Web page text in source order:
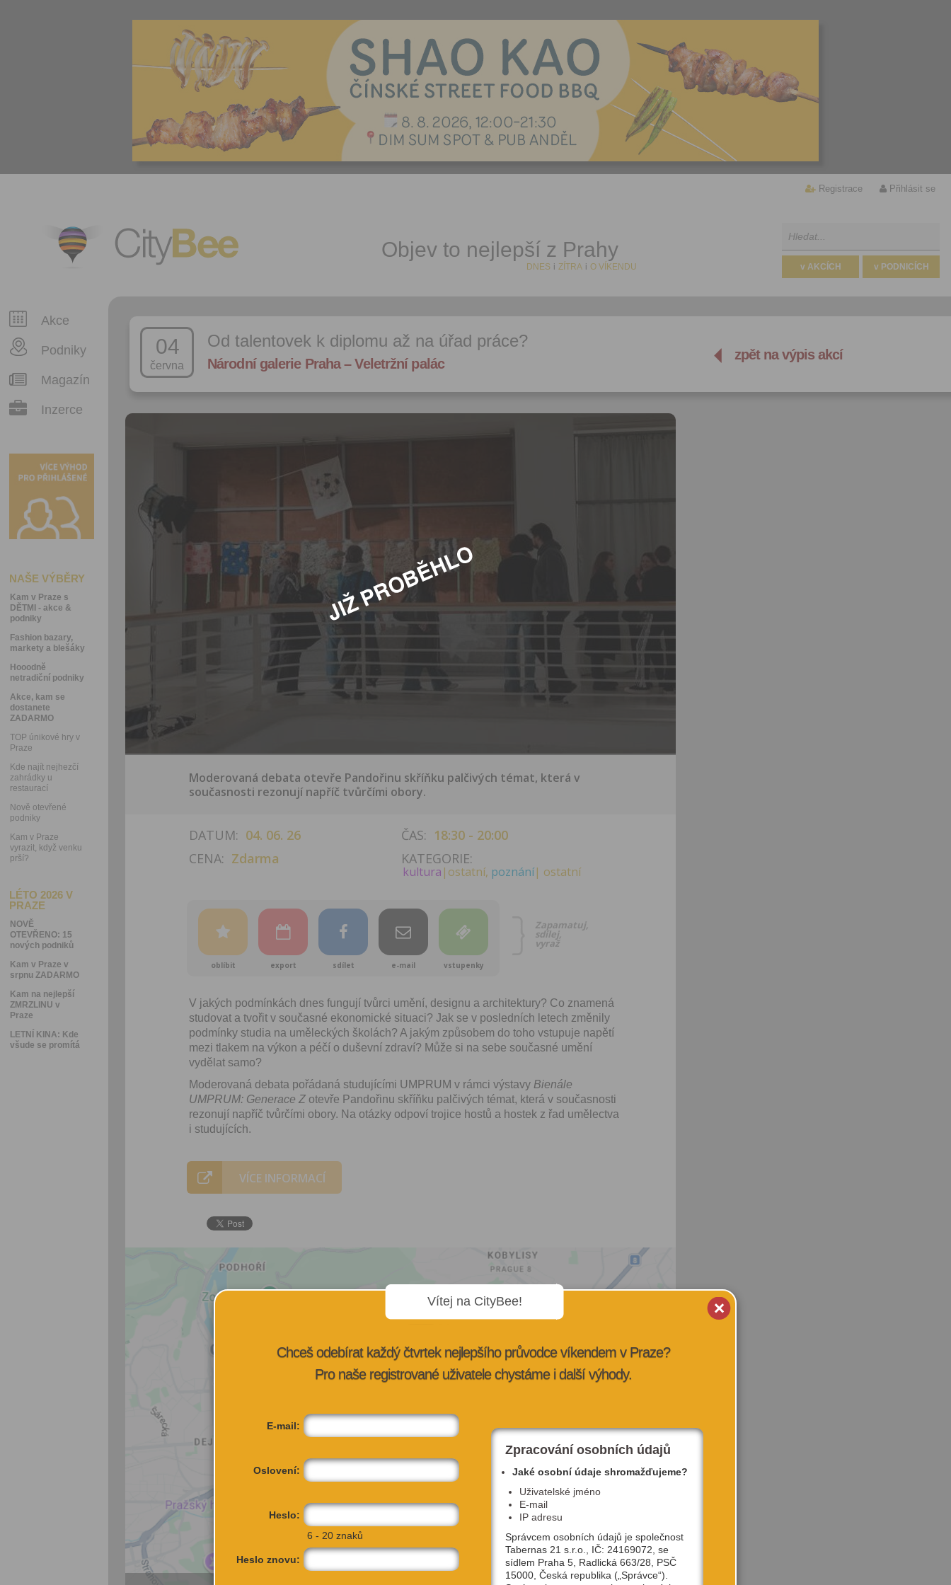
Registrace Přihlásit se
CityBee Objev to nejlepší z Prahy
DNES i ZÍTRA i O VÍKENDU
Akce
Podniky
Magazín
Inzerce
NAŠE VÝBĚRY
Kam v Praze s
DĚTMI - akce &
podniky
Fashion bazary,
markety a blešáky
Hooodně
netradiční podniky
Akce, kam se
dostanete
ZADARMO
TOP únikové hry v
Praze
Kde najít nejhezčí
zahrádky u
restaurací
Nově otevřené
podniky
Kam v Praze
vyrazit, když venku
prší?
LÉTO 2026 V
PRAZE
NOVĚ
OTEVŘENO: 15
nových podniků
Kam v Praze v
srpnu ZADARMO
Kam na nejlepší
ZMRZLINU v
Praze
LETNÍ KINA: Kde
všude se promítá
04
června
Od talentovek k diplomu až na úřad práce?
Národní galerie Praha – Veletržní palác
zpět na výpis akcí
Moderovaná debata otevře Pandořinu skříňku palčivých témat, která v
současnosti rezonují napříč tvůrčími obory.
DATUM: 04. 06. 26
CENA: Zdarma
ČAS: 18:30 - 20:00
KATEGORIE:
kultura |ostatní, poznání| ostatní
oblíbit export sdílet e-mail vstupenky
Zapamatuj,
sdílej,
vyraž
V jakých podmínkách dnes fungují tvůrci umění, designu a architektury? Co znamená
studovat a tvořit v současné ekonomické situaci? Jak se v posledních letech změnily
podmínky studia na uměleckých školách? A jakým způsobem do toho vstupuje napětí
mezi tlakem na výkon a péčí o duševní zdraví? Může si na sebe současné umění
vydělat samo?
Moderovaná debata pořádaná studujícími UMPRUM v rámci výstavy Bienále
UMPRUM: Generace Z otevře Pandořinu skříňku palčivých témat, která v současnosti
rezonují napříč tvůrčími obory. Na otázky odpoví trojice hostů a hostek z řad umělectva
i studujících.
VÍCE INFORMACÍ
Vítej na CityBee!
Chceš odebírat každý čtvrtek nejlepšího průvodce víkendem v Praze?
Pro naše registrované uživatele chystáme i další výhody.
E-mail:
Oslovení:
Heslo:
6 - 20 znaků
Heslo znovu:
Zpracování osobních údajů
Jaké osobní údaje shromažďujeme?
Uživatelské jméno
E-mail
IP adresu
Správcem osobních údajů je společnost
Tabernas 21 s.r.o., IČ: 24169072, se
sídlem Praha 5, Radlická 663/28, PSČ
15000, Česká republika („Správce“).